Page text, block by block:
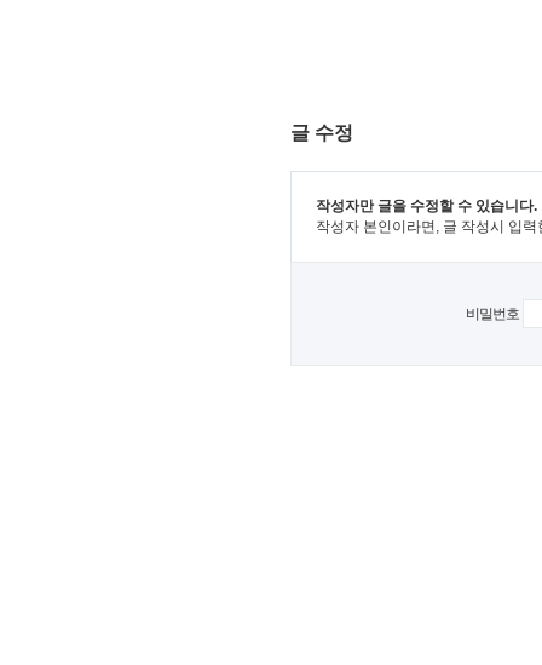
글 수정
작성자만 글을 수정할 수 있습니다.
작성자 본인이라면, 글 작성시 입
비밀번호